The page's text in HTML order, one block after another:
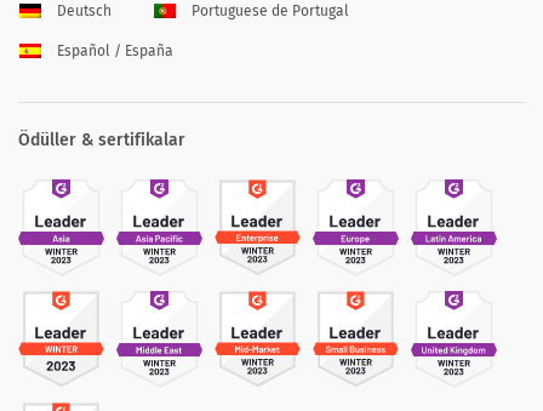
Deutsch Portuguese de Portugal
Español / España
Ödüller & sertifikalar